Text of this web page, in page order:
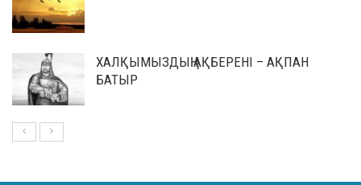
ХАЛҚЫМЫЗДЫҢ АҚБЕРЕНІ – АҚПАН
БАТЫР